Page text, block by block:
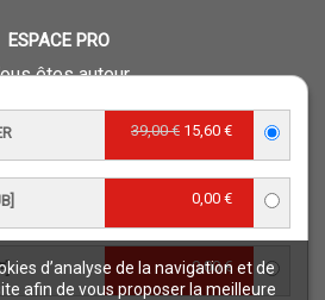
d’analyse de la navigation et de
afin de vous proposer la meilleure
39,00 € 15,60 €
0,00 €
0,00 €
ESPACE PRO
êtes auteur
êtes journaliste
êtes libraire
Foreign rights
d'évaluation
NOTRE SITE